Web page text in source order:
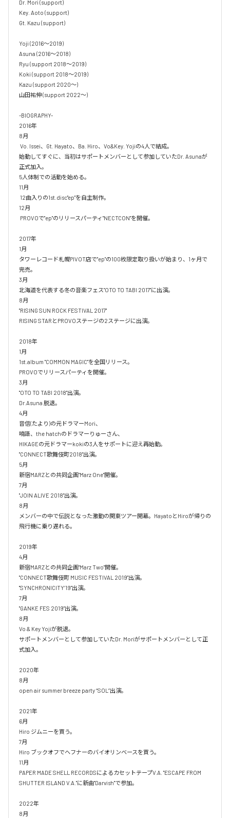
Dr. Mori (support)
Key. Aoto (support)
Gt. Kazu (support)
Yoji (2016〜2019)
Asuna (2016〜2018)
Ryu (support 2018〜2019)
Koki (support 2018〜2019)
Kazu (support 2020〜)
山田祐伸 (support 2022〜)
-BIOGRAPHY-
2016年
8月
始動してすぐに、当初はサポートメンバーとして参加していたDr. Asunaが
正式加入。
5人体制での活動を始める。
11月
12月
2017年
1月
タワーレコード札幌PIVOT店で"ep"の100枚限定取り扱いが始まり、1ヶ月で
完売。
3月
北海道を代表する冬の音楽フェス"OTO TO TABI 2017"に出演。
8月
"RISING SUN ROCK FESTIVAL 2017"
RISING STARとPROVOステージの2ステージに出演。
2018年
1月
1st.album "COMMON MAGIC"を全国リリース。
PROVOでリリースパーティを開催。
3月
"OTO TO TABI 2018"出演。
Dr.Asuna 脱退。
4月
音信(たより)の元ドラマーMori、
喃語、the hatchのドラマーりゅーさん、
HIKAGEの元ドラマーkokiの3人をサポートに迎え再始動。
"CONNECT歌舞伎町2018"出演。
5月
新宿MARZとの共同企画"Marz One"開催。
7月
"JOIN ALIVE 2018"出演。
8月
メンバーの中で伝説となった激動の関東ツアー開幕。HayatoとHiroが帰りの
飛行機に乗り遅れる。
2019年
4月
新宿MARZとの共同企画"Marz Two"開催。
"CONNECT歌舞伎町 MUSIC FESTIVAL 2019"出演。
"SYNCHRONICITY’19"出演。
7月
"GANKE FES 2019"出演。
8月
Vo & Key Yojiが脱退。
サポートメンバーとして参加していたDr. Moriがサポートメンバーとして正
式加入。
2020年
8月
open air summer breeze party “SOL”出演。
2021年
6月
Hiro ジムニーを買う。
7月
Hiro ブックオフでヘフナーのバイオリンベースを買う。
11月
PAPER MADE SHELL RECORDSによるカセットテープV.A. "ESCAPE FROM
SHUTTER ISLAND V.A."に新曲"Darvish"で参加。
2022年
8月